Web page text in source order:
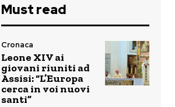
Must read
Cronaca
Leone XIV ai
giovani riuniti ad
Assisi: “L’Europa
cerca in voi nuovi
santi”